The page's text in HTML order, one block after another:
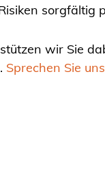
sorgfältig
wir Sie
Sprechen Sie